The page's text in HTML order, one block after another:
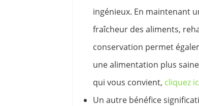
ingénieux. En maintenant
fraîcheur des aliments,
conservation permet
une alimentation plus
qui vous convient, cliquez
Un autre bénéfice